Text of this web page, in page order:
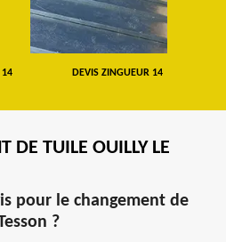
14 DEVIS ZINGUEUR 14
DE TUILE OUILLY LE
pour le changement de
?